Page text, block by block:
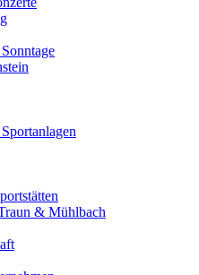
& Mühlbach